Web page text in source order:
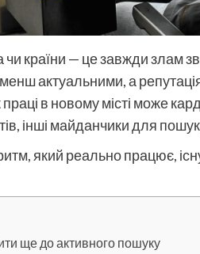
чи країни — це завжди злам
актуальними, а
в новому місті може
інші майданчики для
який реально працює,
ще до активного пошуку